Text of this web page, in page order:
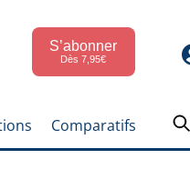
S’abonner
Dès 7,95€
Comparatifs